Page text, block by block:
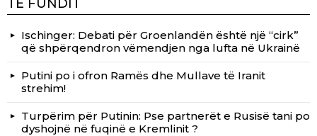
TË FUNDIT
Ischinger: Debati për Groenlandën është një “cirk”
që shpërqendron vëmendjen nga lufta në Ukrainë
Putini po i ofron Ramës dhe Mullave të Iranit
strehim!
Turpërim për Putinin: Pse partnerët e Rusisë tani po
dyshojnë në fuqinë e Kremlinit ?